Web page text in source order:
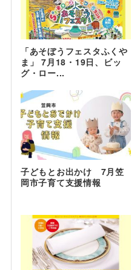
「あそぼうフェスタふくや
ま」 7月18・19日、ビッ
グ・ロー...
子どもとお出かけ 7月笠
岡市子育て支援情報